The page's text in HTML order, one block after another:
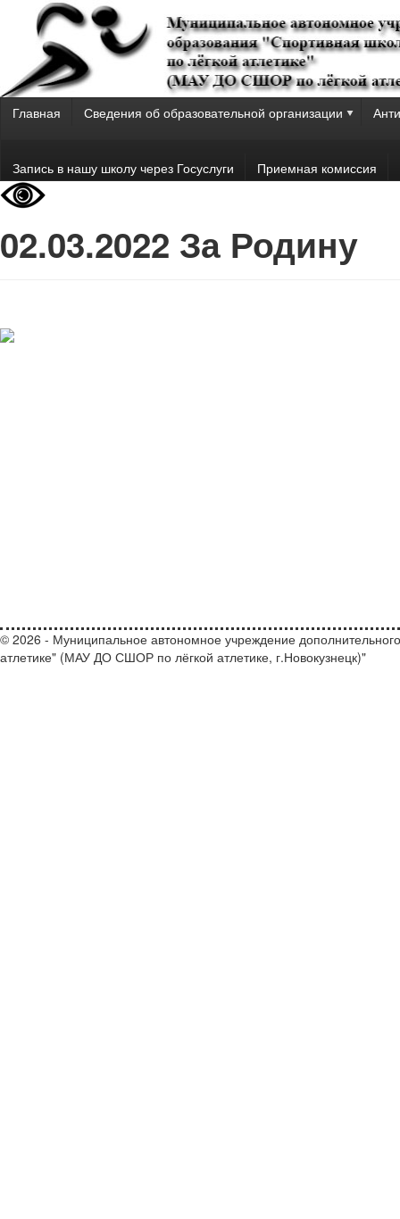
Главная Сведения об образовательной организации
Запись в нашу школу через Госуслуги Приемная комиссия
02.03.2022 За Родину
© 2026 - Муниципальное автономное учреждение
атлетике" (МАУ ДО СШОР по лёгкой атлетике, г.Новокузнецк)"